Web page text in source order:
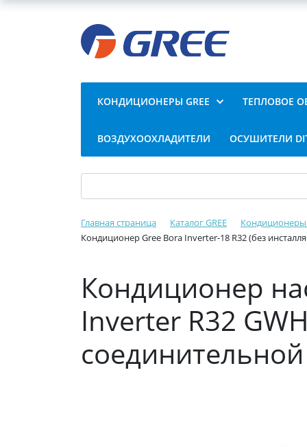
КОНДИЦИОНЕРЫ GREE ТЕПЛОВОЕ
ВОЗДУХООХЛАДИТЕЛИ ОСУШИТЕЛИ
Главная страница Каталог GREE
Кондиционеры
Кондиционер Gree Bora Inverter-18 R32 (без
Кондиционер
Inverter R32